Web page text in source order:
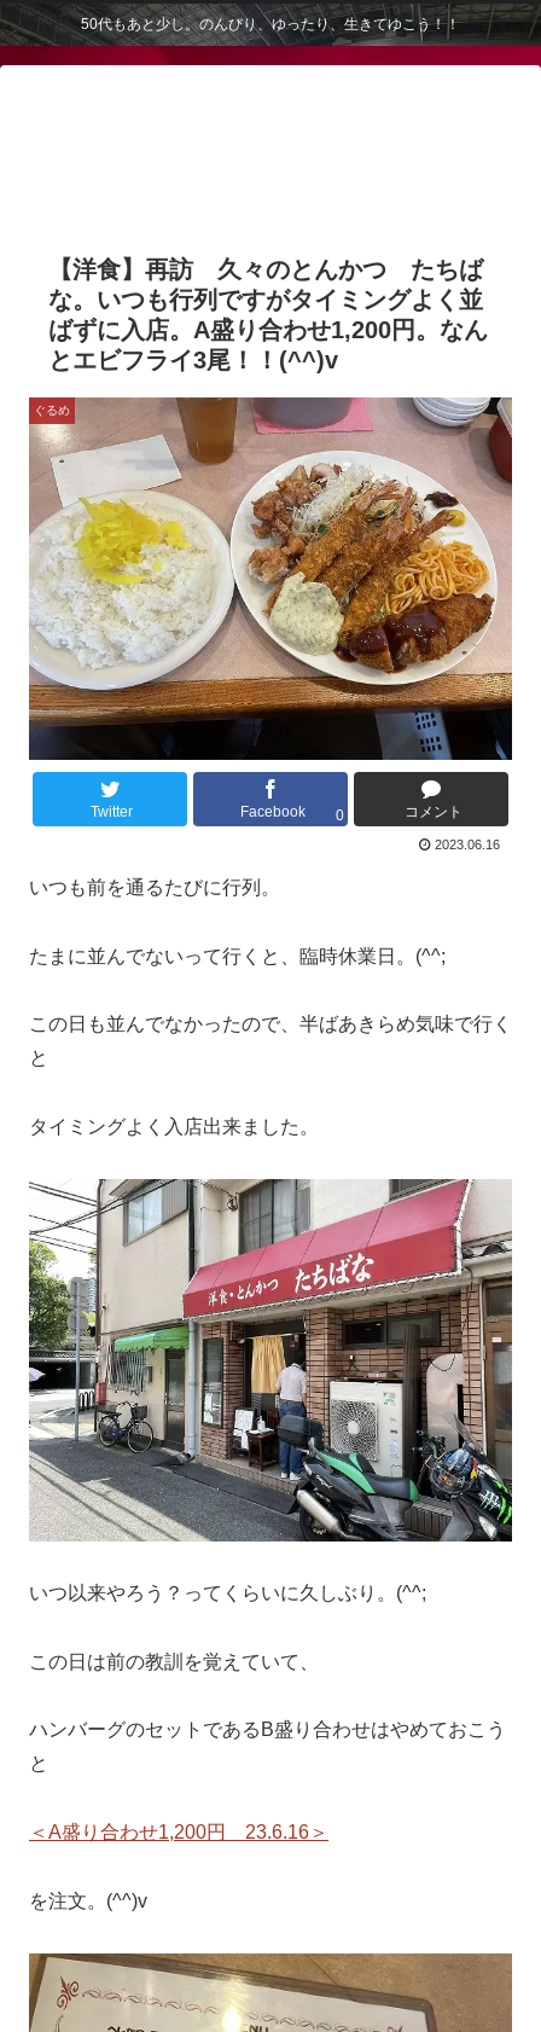
50代もあと少し。のんびり、ゆったり、生きてゆこう！！
【洋食】再訪 久々のとんかつ たちば
な。いつも行列ですがタイミングよく並
ばずに入店。A盛り合わせ1,200円。なん
とエビフライ3尾！！(^^)v
ぐるめ
Twitter Facebook 0 コメント
2023.06.16
いつも前を通るたびに行列。
たまに並んでないって行くと、臨時休業日。(^^;
この日も並んでなかったので、半ばあきらめ気味で行く
と
タイミングよく入店出来ました。
いつ以来やろう？ってくらいに久しぶり。(^^;
この日は前の教訓を覚えていて、
ハンバーグのセットであるB盛り合わせはやめておこう
と
＜A盛り合わせ1,200円 23.6.16＞
を注文。(^^)v